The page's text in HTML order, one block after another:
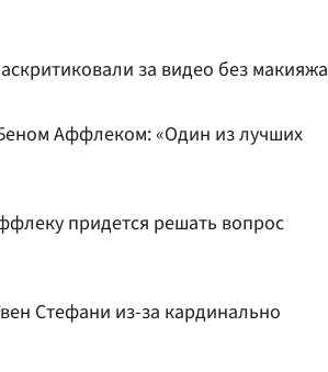
за видео без макияжа
Аффлеком: «Один из лучших
придется решать вопрос
Стефани из-за кардинально